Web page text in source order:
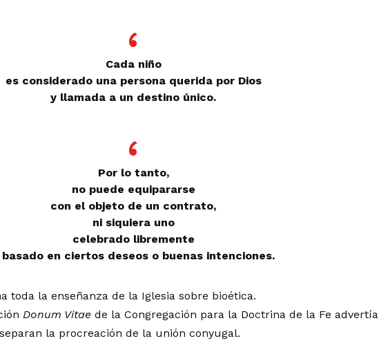
Cada niño
es considerado una persona querida por Dios
y llamada a un destino único.
Por lo tanto,
no puede equipararse
con el objeto de un contrato,
ni siquiera uno
celebrado libremente
basado en ciertos deseos o buenas intenciones.
toda la enseñanza de la Iglesia sobre bioética.
Donum Vitae de la Congregación para la Doctrina de la Fe advertía
la procreación de la unión conyugal.